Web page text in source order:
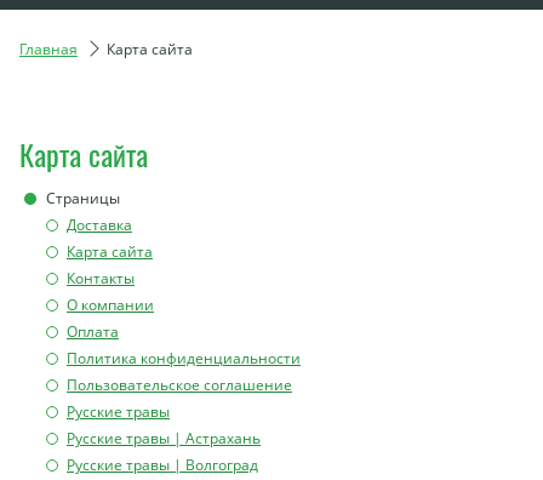
Главная Карта сайта
Карта сайта
Страницы
Доставка
Карта сайта
Контакты
О компании
Оплата
Политика конфиденциальности
Пользовательское соглашение
Русские травы
Русские травы | Астрахань
Русские травы | Волгоград